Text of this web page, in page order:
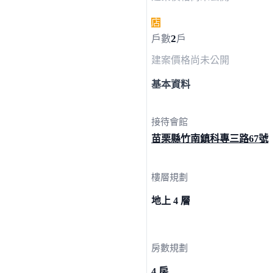
店
戶數2戶
建案價格尚未公開
基本資料
接待會館
苗栗縣竹南鎮科專三路67號
樓層規劃
地上 4 層
房數規劃